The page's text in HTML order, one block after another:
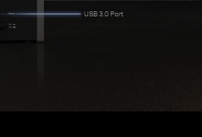
USB 3.0 Port